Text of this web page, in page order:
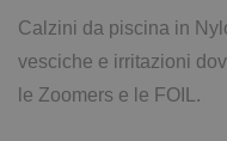
Calzini da piscina in
vesciche e irritazioni
le Zoomers e le FOIL.